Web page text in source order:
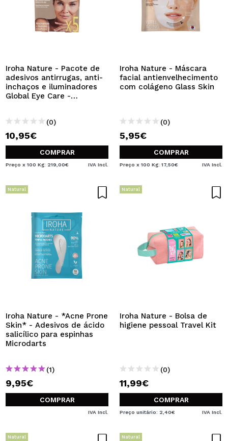
Iroha Nature - Pacote de
adesivos antirrugas, anti-
inchaços e iluminadores
Global Eye Care -
(0)
10,95€
COMPRAR
Preço x 100 Kg: 219,00€ IVA Incl.
Iroha Nature - Máscara
facial antienvelhecimento
com colágeno Glass Skin
(0)
5,95€
COMPRAR
Preço x 100 Kg: 17,50€ IVA Incl.
Natural
Iroha Nature - *Acne Prone
Skin* - Adesivos de ácido
salicílico para espinhas
Microdarts
(1)
9,95€
COMPRAR
IVA Incl.
Natural
Iroha Nature - Bolsa de
higiene pessoal Travel Kit
(0)
11,99€
COMPRAR
Preço unitário: 2,40€ IVA Incl.
Natural Natural